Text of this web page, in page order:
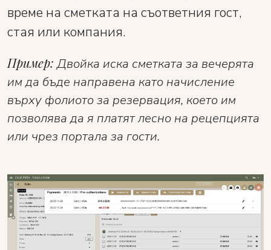
време на сметката на съответния гост,
стая или компания.
Пример:Двойка иска сметката за вечерята
им да бъде направена като начисление
върху фолиото за резервация, което им
позволява да я платят лесно на рецепцията
или чрез портала за гости.